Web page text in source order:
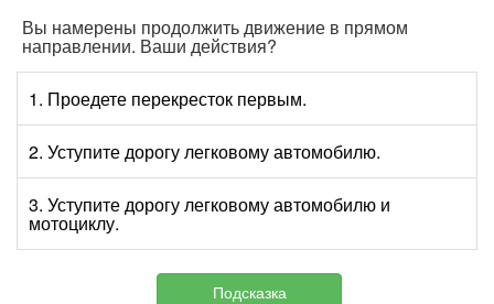
Вы намерены продолжить движение в прямом
направлении. Ваши действия?
1. Проедете перекресток первым.
2. Уступите дорогу легковому автомобилю.
3. Уступите дорогу легковому автомобилю и
мотоциклу.
Подсказка